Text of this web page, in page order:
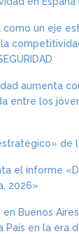
como un eje
aumenta
entre los
de
el informe
2026»
Buenos
en la era